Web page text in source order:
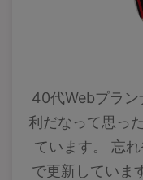
40代Webプラン
利だなって思っ
ています。 忘
で更新していま